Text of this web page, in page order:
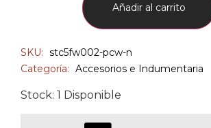
Añadir al carrito
SKU: stc5fw002-pcw-n
Categoría: Accesorios e Indumentaria
Stock: 1 Disponible